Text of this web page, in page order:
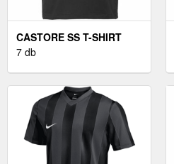
CASTORE SS T-SHIRT
FÉRFI PÓLÓ, FEKETE,
7 db